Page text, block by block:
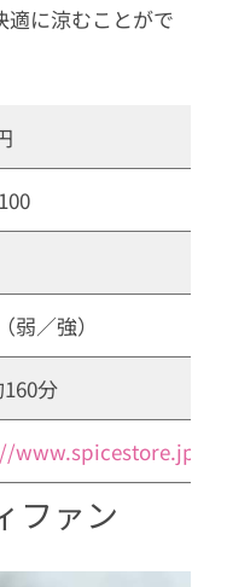
に涼むことがで
弱／強）
分
www.spicestore.jp/
ファン